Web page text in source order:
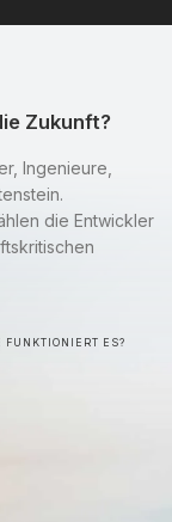
Zukunft?
Ingenieure,
die Entwickler
FUNKTIONIERT ES?